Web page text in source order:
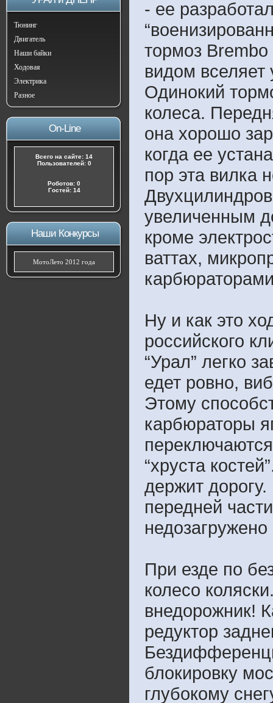
Тюнинг
Двигатель
Наши байки
Ходовая
Электрика
Разное
On-Line
Всего на сайте: 14
Пользователей: 0
Роботов: 0
Гостей: 14
Наши Конкурсы
МотоЛето 2012 года
- ее
тормоз
видом вселяет
Одинокий
колеса.
она хорошо
когда ее
пор эта вилка
увеличенным
кроме
ваттах,
Ну и как это
российского
“Урал” легко
едет ровно,
Этому
карбюраторы
“хруста
держит
передней
недозагружено
При езде по
колесо
внедорожник!
редуктор
блокировку
глубокому